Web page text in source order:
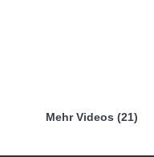
Mehr Videos (21)